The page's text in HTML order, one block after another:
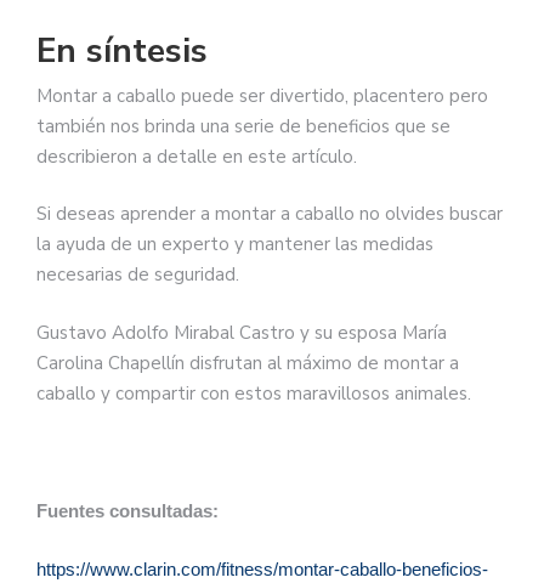
En síntesis
Montar a caballo puede ser divertido, placentero pero
también nos brinda una serie de beneficios que se
describieron a detalle en este artículo.
Si deseas aprender a montar a caballo no olvides buscar
la ayuda de un experto y mantener las medidas
necesarias de seguridad.
Gustavo Adolfo Mirabal Castro y su esposa María
Carolina Chapellín disfrutan al máximo de montar a
caballo y compartir con estos maravillosos animales.
Fuentes consultadas:
https://www.clarin.com/fitness/montar-caballo-beneficios-